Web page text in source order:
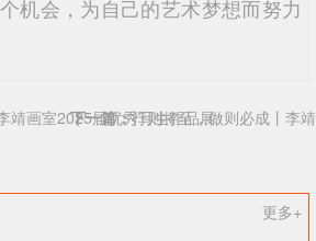
机会，为自己的艺术梦想而努力
靖画室2025届优秀写生作品展
下一篇：行则将至，做则必成丨李
更多+